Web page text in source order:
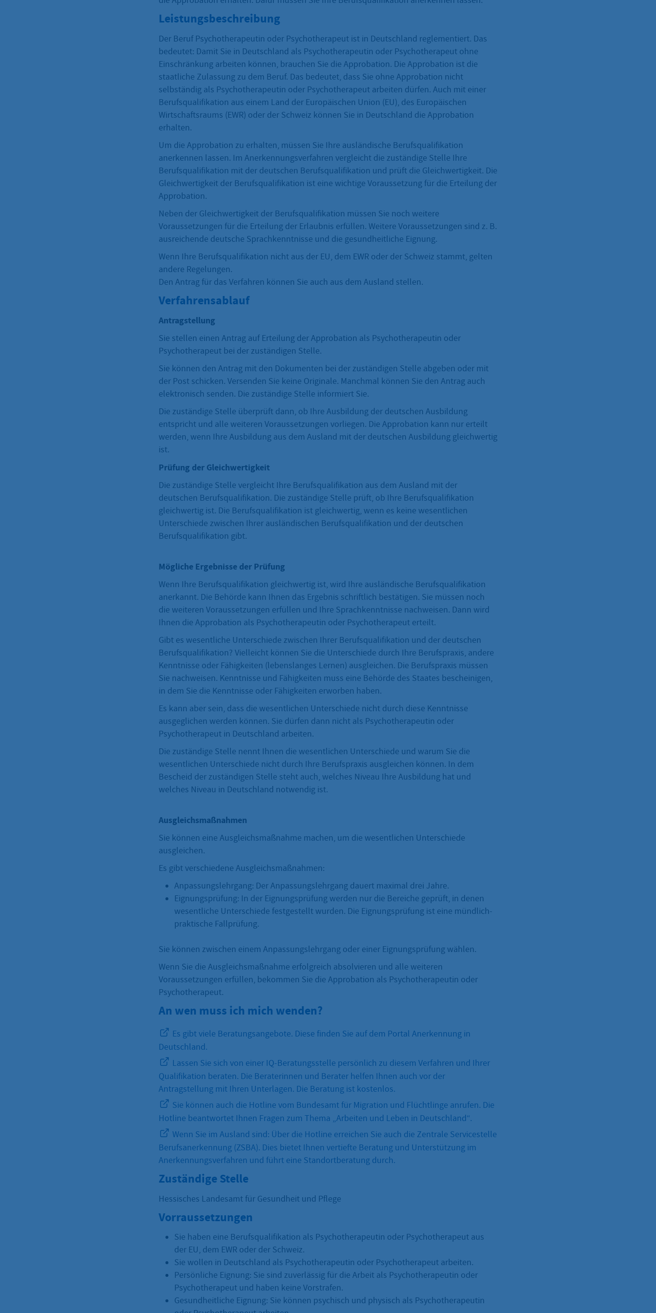
Leistungsbeschreibung
Der Beruf Psychotherapeutin oder Psychotherapeut ist in Deutschland reglementiert. Das
bedeutet: Damit Sie in Deutschland als Psychotherapeutin oder Psychotherapeut ohne
Einschränkung arbeiten können, brauchen Sie die Approbation. Die Approbation ist die
staatliche Zulassung zu dem Beruf. Das bedeutet, dass Sie ohne Approbation nicht
selbständig als Psychotherapeutin oder Psychotherapeut arbeiten dürfen. Auch mit einer
Berufsqualifikation aus einem Land der Europäischen Union (EU), des Europäischen
Wirtschaftsraums (EWR) oder der Schweiz können Sie in Deutschland die Approbation
erhalten.
Um die Approbation zu erhalten, müssen Sie Ihre ausländische Berufsqualifikation
anerkennen lassen. Im Anerkennungsverfahren vergleicht die zuständige Stelle Ihre
Berufsqualifikation mit der deutschen Berufsqualifikation und prüft die Gleichwertigkeit. Die
Gleichwertigkeit der Berufsqualifikation ist eine wichtige Voraussetzung für die Erteilung der
Approbation.
Neben der Gleichwertigkeit der Berufsqualifikation müssen Sie noch weitere
Voraussetzungen für die Erteilung der Erlaubnis erfüllen. Weitere Voraussetzungen sind z. B.
ausreichende deutsche Sprachkenntnisse und die gesundheitliche Eignung.
Wenn Ihre Berufsqualifikation nicht aus der EU, dem EWR oder der Schweiz stammt, gelten
andere Regelungen.
Den Antrag für das Verfahren können Sie auch aus dem Ausland stellen.
Verfahrensablauf
Antragstellung
Sie stellen einen Antrag auf Erteilung der Approbation als Psychotherapeutin oder
Psychotherapeut bei der zuständigen Stelle.
Sie können den Antrag mit den Dokumenten bei der zuständigen Stelle abgeben oder mit
der Post schicken. Versenden Sie keine Originale. Manchmal können Sie den Antrag auch
elektronisch senden. Die zuständige Stelle informiert Sie.
Die zuständige Stelle überprüft dann, ob Ihre Ausbildung der deutschen Ausbildung
entspricht und alle weiteren Voraussetzungen vorliegen. Die Approbation kann nur erteilt
werden, wenn Ihre Ausbildung aus dem Ausland mit der deutschen Ausbildung gleichwertig
ist.
Prüfung der Gleichwertigkeit
Die zuständige Stelle vergleicht Ihre Berufsqualifikation aus dem Ausland mit der
deutschen Berufsqualifikation. Die zuständige Stelle prüft, ob Ihre Berufsqualifikation
gleichwertig ist. Die Berufsqualifikation ist gleichwertig, wenn es keine wesentlichen
Unterschiede zwischen Ihrer ausländischen Berufsqualifikation und der deutschen
Berufsqualifikation gibt.
Mögliche Ergebnisse der Prüfung
Wenn Ihre Berufsqualifikation gleichwertig ist, wird Ihre ausländische Berufsqualifikation
anerkannt. Die Behörde kann Ihnen das Ergebnis schriftlich bestätigen. Sie müssen noch
die weiteren Voraussetzungen erfüllen und Ihre Sprachkenntnisse nachweisen. Dann wird
Ihnen die Approbation als Psychotherapeutin oder Psychotherapeut erteilt.
Gibt es wesentliche Unterschiede zwischen Ihrer Berufsqualifikation und der deutschen
Berufsqualifikation? Vielleicht können Sie die Unterschiede durch Ihre Berufspraxis, andere
Kenntnisse oder Fähigkeiten (lebenslanges Lernen) ausgleichen. Die Berufspraxis müssen
Sie nachweisen. Kenntnisse und Fähigkeiten muss eine Behörde des Staates bescheinigen,
in dem Sie die Kenntnisse oder Fähigkeiten erworben haben.
Es kann aber sein, dass die wesentlichen Unterschiede nicht durch diese Kenntnisse
ausgeglichen werden können. Sie dürfen dann nicht als Psychotherapeutin oder
Psychotherapeut in Deutschland arbeiten.
Die zuständige Stelle nennt Ihnen die wesentlichen Unterschiede und warum Sie die
wesentlichen Unterschiede nicht durch Ihre Berufspraxis ausgleichen können. In dem
Bescheid der zuständigen Stelle steht auch, welches Niveau Ihre Ausbildung hat und
welches Niveau in Deutschland notwendig ist.
Ausgleichsmaßnahmen
Sie können eine Ausgleichsmaßnahme machen, um die wesentlichen Unterschiede
ausgleichen.
Es gibt verschiedene Ausgleichsmaßnahmen:
Anpassungslehrgang: Der Anpassungslehrgang dauert maximal drei Jahre.
Eignungsprüfung: In der Eignungsprüfung werden nur die Bereiche geprüft, in denen
wesentliche Unterschiede festgestellt wurden. Die Eignungsprüfung ist eine mündlich-
praktische Fallprüfung.
Sie können zwischen einem Anpassungslehrgang oder einer Eignungsprüfung wählen.
Wenn Sie die Ausgleichsmaßnahme erfolgreich absolvieren und alle weiteren
Voraussetzungen erfüllen, bekommen Sie die Approbation als Psychotherapeutin oder
Psychotherapeut.
An wen muss ich mich wenden?
Es gibt viele Beratungsangebote. Diese finden Sie auf dem Portal Anerkennung in
Deutschland.
Lassen Sie sich von einer IQ-Beratungsstelle persönlich zu diesem Verfahren und Ihrer
Qualifikation beraten. Die Beraterinnen und Berater helfen Ihnen auch vor der
Antragstellung mit Ihren Unterlagen. Die Beratung ist kostenlos.
Sie können auch die Hotline vom Bundesamt für Migration und Flüchtlinge anrufen. Die
Hotline beantwortet Ihnen Fragen zum Thema „Arbeiten und Leben in Deutschland“.
Wenn Sie im Ausland sind: Über die Hotline erreichen Sie auch die Zentrale Servicestelle
Berufsanerkennung (ZSBA). Dies bietet Ihnen vertiefte Beratung und Unterstützung im
Anerkennungsverfahren und führt eine Standortberatung durch.
Zuständige Stelle
Hessisches Landesamt für Gesundheit und Pflege
Vorraussetzungen
Sie haben eine Berufsqualifikation als Psychotherapeutin oder Psychotherapeut aus
der EU, dem EWR oder der Schweiz.
Sie wollen in Deutschland als Psychotherapeutin oder Psychotherapeut arbeiten.
Persönliche Eignung: Sie sind zuverlässig für die Arbeit als Psychotherapeutin oder
Psychotherapeut und haben keine Vorstrafen.
Gesundheitliche Eignung: Sie können psychisch und physisch als Psychotherapeutin